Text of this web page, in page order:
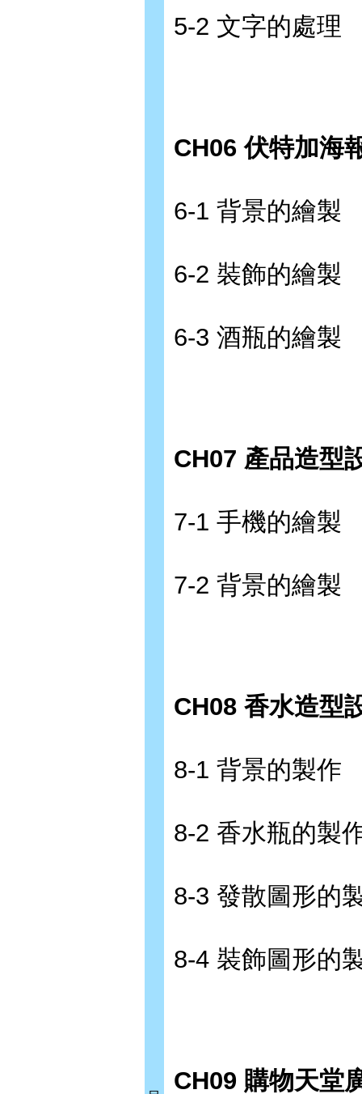
5-2 文字的處理
CH06 伏特加海
6-1 背景的繪製
6-2 裝飾的繪製
6-3 酒瓶的繪製
CH07 產品造型
7-1 手機的繪製
7-2 背景的繪製
CH08 香水造型
8-1 背景的製作
8-2 香水瓶的製
8-3 發散圖形的
8-4 裝飾圖形的
CH09 購物天堂